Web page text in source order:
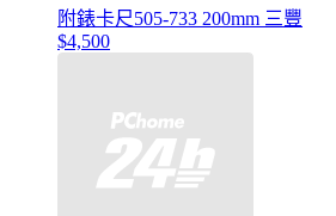
附錶卡尺505-733 200mm 三豐
$4,500